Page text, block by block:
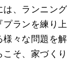
は、ランニン
プランを練り
様々な問題を
こそ、家づく